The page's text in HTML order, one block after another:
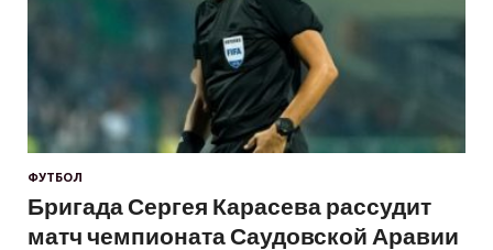
ФУТБОЛ
Бригада Сергея Карасева рассудит
матч чемпионата Саудовской Аравии